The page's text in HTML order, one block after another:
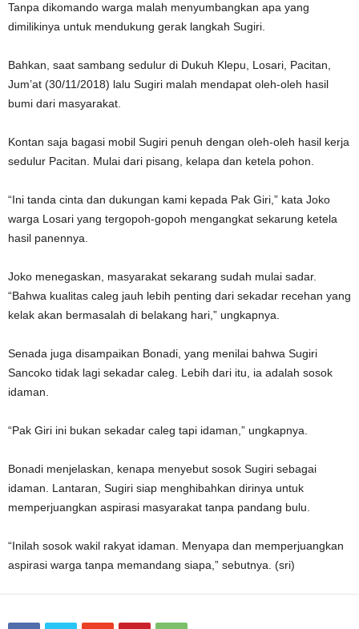
Tanpa dikomando warga malah menyumbangkan apa yang
dimilikinya untuk mendukung gerak langkah Sugiri.
Bahkan, saat sambang sedulur di Dukuh Klepu, Losari, Pacitan,
Jum’at (30/11/2018) lalu Sugiri malah mendapat oleh-oleh hasil
bumi dari masyarakat.
Kontan saja bagasi mobil Sugiri penuh dengan oleh-oleh hasil kerja
sedulur Pacitan. Mulai dari pisang, kelapa dan ketela pohon.
“Ini tanda cinta dan dukungan kami kepada Pak Giri,” kata Joko
warga Losari yang tergopoh-gopoh mengangkat sekarung ketela
hasil panennya.
Joko menegaskan, masyarakat sekarang sudah mulai sadar.
“Bahwa kualitas caleg jauh lebih penting dari sekadar recehan yang
kelak akan bermasalah di belakang hari,” ungkapnya.
Senada juga disampaikan Bonadi, yang menilai bahwa Sugiri
Sancoko tidak lagi sekadar caleg. Lebih dari itu, ia adalah sosok
idaman.
“Pak Giri ini bukan sekadar caleg tapi idaman,” ungkapnya.
Bonadi menjelaskan, kenapa menyebut sosok Sugiri sebagai
idaman. Lantaran, Sugiri siap menghibahkan dirinya untuk
memperjuangkan aspirasi masyarakat tanpa pandang bulu.
“Inilah sosok wakil rakyat idaman. Menyapa dan memperjuangkan
aspirasi warga tanpa memandang siapa,” sebutnya. (sri)